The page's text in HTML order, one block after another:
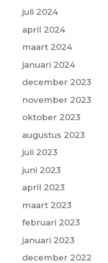
juli 2024
april 2024
maart 2024
januari 2024
december 2023
november 2023
oktober 2023
augustus 2023
juli 2023
juni 2023
april 2023
maart 2023
februari 2023
januari 2023
december 2022